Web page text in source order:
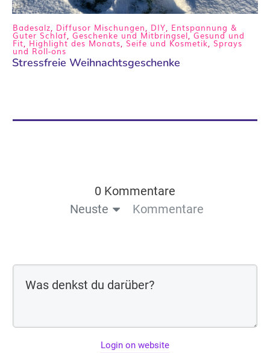
Badesalz, Diffusor Mischungen, DIY, Entspannung &
Guter Schlaf, Geschenke und Mitbringsel,Gesund und
Fit, Highlight des Monats, Seife und Kosmetik, Sprays
und Roll-ons
Stressfreie Weihnachtsgeschenke
0 Kommentare
Neuste
Kommentare
Login on website